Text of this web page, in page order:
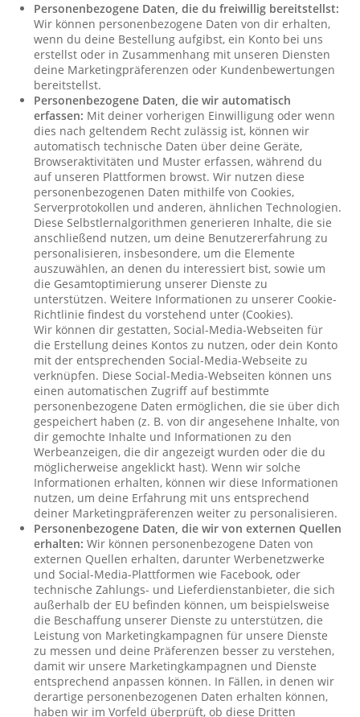
Personenbezogene Daten, die du freiwillig bereitstellst:
Wir können personenbezogene Daten von dir erhalten,
wenn du deine Bestellung aufgibst, ein Konto bei uns
erstellst oder in Zusammenhang mit unseren Diensten
deine Marketingpräferenzen oder Kundenbewertungen
bereitstellst.
Personenbezogene Daten, die wir automatisch
erfassen: Mit deiner vorherigen Einwilligung oder wenn
dies nach geltendem Recht zulässig ist, können wir
automatisch technische Daten über deine Geräte,
Browseraktivitäten und Muster erfassen, während du
auf unseren Plattformen browst. Wir nutzen diese
personenbezogenen Daten mithilfe von Cookies,
Serverprotokollen und anderen, ähnlichen Technologien.
Diese Selbstlernalgorithmen generieren Inhalte, die sie
anschließend nutzen, um deine Benutzererfahrung zu
personalisieren, insbesondere, um die Elemente
auszuwählen, an denen du interessiert bist, sowie um
die Gesamtoptimierung unserer Dienste zu
unterstützen. Weitere Informationen zu unserer Cookie-
Richtlinie findest du vorstehend unter (Cookies).
Wir können dir gestatten, Social-Media-Webseiten für
die Erstellung deines Kontos zu nutzen, oder dein Konto
mit der entsprechenden Social-Media-Webseite zu
verknüpfen. Diese Social-Media-Webseiten können uns
einen automatischen Zugriff auf bestimmte
personenbezogene Daten ermöglichen, die sie über dich
gespeichert haben (z. B. von dir angesehene Inhalte, von
dir gemochte Inhalte und Informationen zu den
Werbeanzeigen, die dir angezeigt wurden oder die du
möglicherweise angeklickt hast). Wenn wir solche
Informationen erhalten, können wir diese Informationen
nutzen, um deine Erfahrung mit uns entsprechend
deiner Marketingpräferenzen weiter zu personalisieren.
Personenbezogene Daten, die wir von externen Quellen
erhalten: Wir können personenbezogene Daten von
externen Quellen erhalten, darunter Werbenetzwerke
und Social-Media-Plattformen wie Facebook, oder
technische Zahlungs- und Lieferdienstanbieter, die sich
außerhalb der EU befinden können, um beispielsweise
die Beschaffung unserer Dienste zu unterstützen, die
Leistung von Marketingkampagnen für unsere Dienste
zu messen und deine Präferenzen besser zu verstehen,
damit wir unsere Marketingkampagnen und Dienste
entsprechend anpassen können. In Fällen, in denen wir
derartige personenbezogenen Daten erhalten können,
haben wir im Vorfeld überprüft, ob diese Dritten